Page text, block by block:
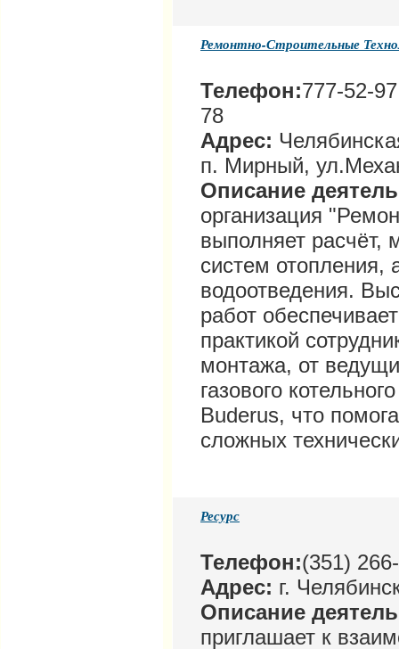
Ремонтно-Строительные
Телефон:777-52-
78
Адрес:
п. Мирный,
Описание
организация
выполняет расчёт,
систем отопления,
водоотведения.
работ
практикой
монтажа, от
газового
Buderus, что
сложных
Ресурс
Телефон:(351)
Адрес: г.
Описание
приглашает к